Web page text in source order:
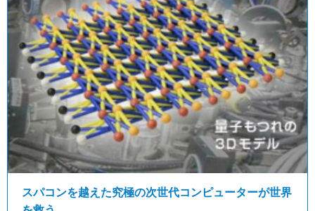
スパコンを越えた究極の次世代コンピューターが世界